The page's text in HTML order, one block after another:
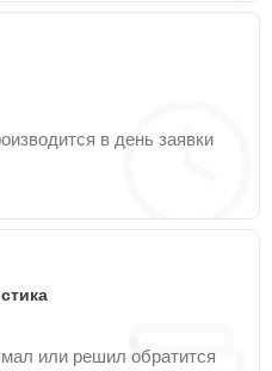
в день заявки
или решил обратится